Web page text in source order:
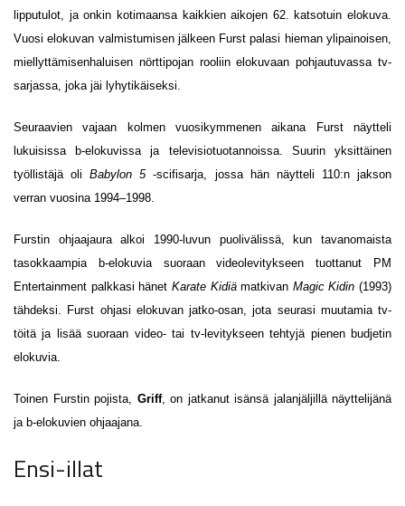
lipputulot, ja onkin kotimaansa kaikkien aikojen 62. katsotuin elokuva.
Vuosi elokuvan valmistumisen jälkeen Furst palasi hieman ylipainoisen,
miellyttämisenhaluisen nörttipojan rooliin elokuvaan pohjautuvassa tv-
sarjassa, joka jäi lyhytikäiseksi.
Seuraavien vajaan kolmen vuosikymmenen aikana Furst näytteli
lukuisissa b-elokuvissa ja televisiotuotannoissa. Suurin yksittäinen
työllistäjä oliBabylon 5-scifisarja, jossa hän näytteli 110:n jakson
verran vuosina 1994–1998.
Furstin ohjaajaura alkoi 1990-luvun puolivälissä, kun tavanomaista
tasokkaampia b-elokuvia suoraan videolevitykseen tuottanut PM
Entertainment palkkasi hänet Karate Kidiämatkivan Magic Kidin (1993)
tähdeksi. Furst ohjasi elokuvan jatko-osan, jota seurasi muutamia tv-
töitä ja lisää suoraan video- tai tv-levitykseen tehtyjä pienen budjetin
elokuvia.
Toinen Furstin pojista, Griff, on jatkanut isänsä jalanjäljillä näyttelijänä
ja b-elokuvien ohjaajana.
Ensi-illat